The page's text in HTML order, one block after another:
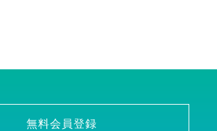
無料会員登録